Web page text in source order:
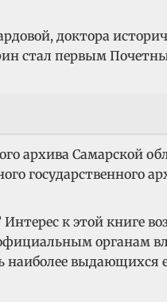
доктора
стал первым
архива Самарской
государственного
к этой книге
органам
наиболее выдающихся